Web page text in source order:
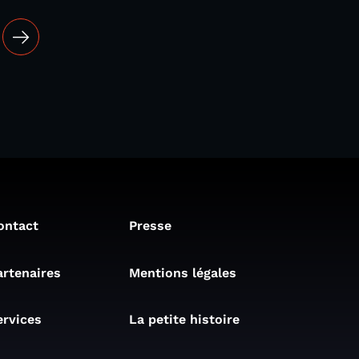
Presse
Mentions légales
La petite histoire